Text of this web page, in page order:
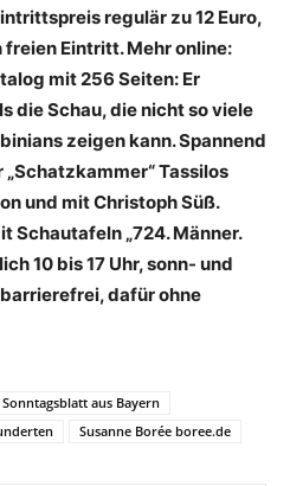
regulär zu 12 Euro,
Eintritt. Mehr online:
mit 256 Seiten: Er
die Schau, die nicht so viele
zeigen kann. Spannend
Tassilos
und mit Christoph Süß.
Schautafeln „724. Männer.
10 bis 17 Uhr, sonn- und
dafür ohne
Sonntagsblatt aus Bayern
Susanne Borée boree.de